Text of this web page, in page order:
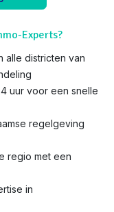
Experts?
alle districten van
uur voor een snelle
regelgeving
regio met een
in